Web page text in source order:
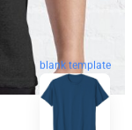
blank template